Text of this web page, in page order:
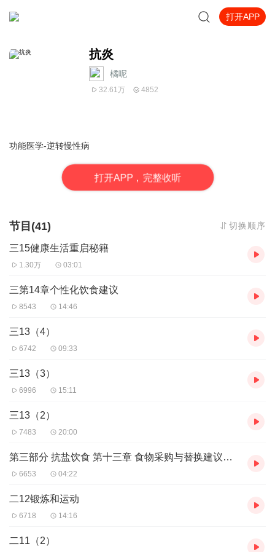
打开APP
抗炎
橘呢
32.61万 4852
功能医学-逆转慢性病
打开APP，完整收听
节目(41) 切换顺序
三15健康生活重启秘籍
1.30万 03:01
三第14章个性化饮食建议
8543 14:46
三13（4）
6742 09:33
三13（3）
6996 15:11
三13（2）
7483 20:00
第三部分 抗盐饮食 第十三章 食物采购与替换建议（1）
6653 04:22
二12锻炼和运动
6718 14:16
二11（2）